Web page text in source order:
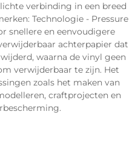
verbinding in een breed
Technologie - Pressure
snellere en eenvoudigere
achterpapier dat
waarna de vinyl geen
verwijderbaar te zijn. Het
zoals het maken van
craftprojecten en